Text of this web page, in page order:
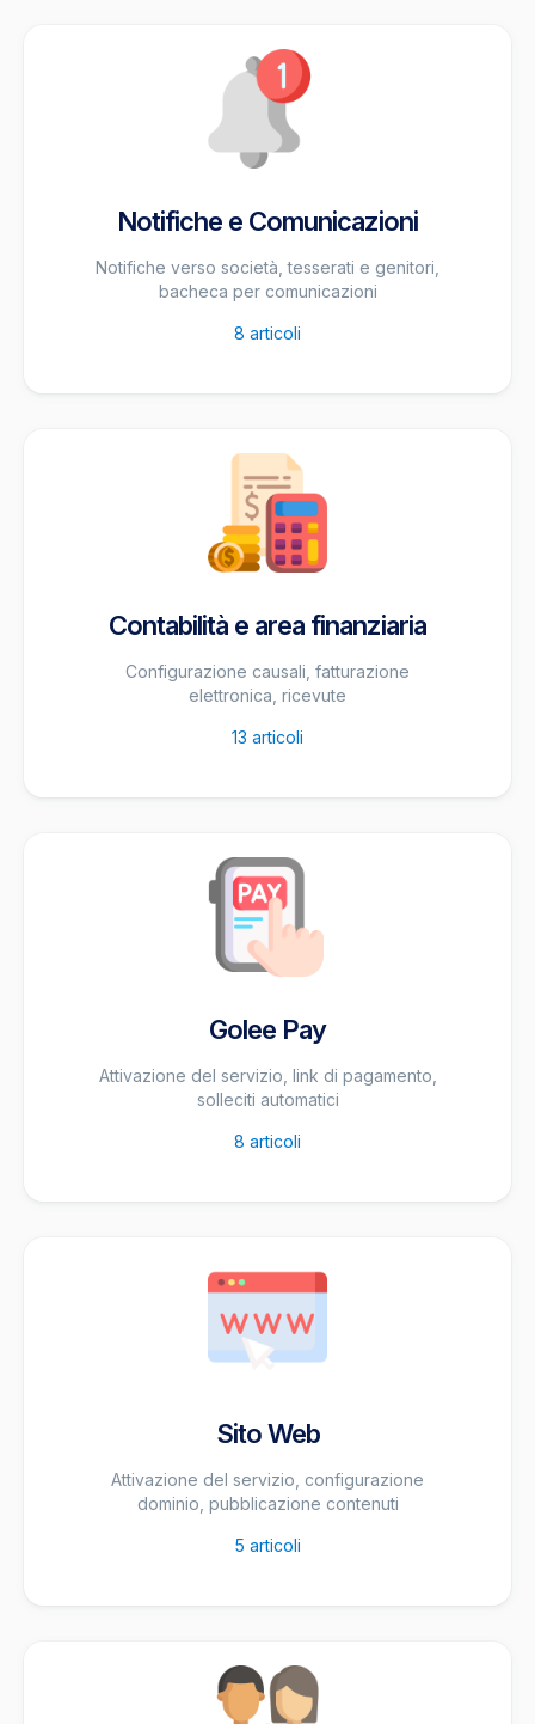
Notifiche e Comunicazioni
Notifiche verso società, tesserati e genitori,
bacheca per comunicazioni
8 articoli
Contabilità e area finanziaria
Configurazione causali, fatturazione
elettronica, ricevute
13 articoli
Golee Pay
Attivazione del servizio, link di pagamento,
solleciti automatici
8 articoli
Sito Web
Attivazione del servizio, configurazione
dominio, pubblicazione contenuti
5 articoli